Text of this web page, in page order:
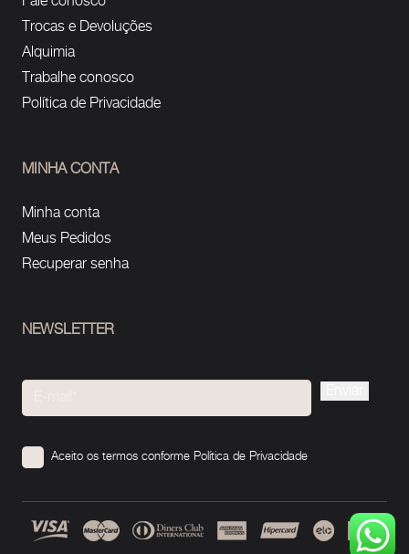
Trocas e Devoluções
Alquimia
Trabalhe conosco
Política de Privacidade
MINHA CONTA
Minha conta
Meus Pedidos
Recuperar senha
NEWSLETTER
Aceito os termos conforme Política de Privacidade